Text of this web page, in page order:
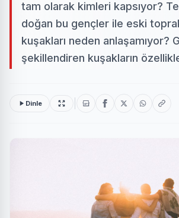
tam olarak kimleri kapsıyor?
doğan bu gençler ile eski
kuşakları neden anlaşamıyor?
şekillendiren kuşakların
Dinle